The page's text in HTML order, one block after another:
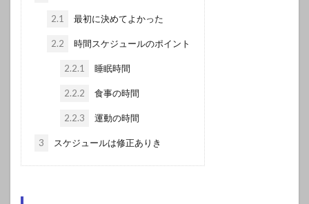
2.1 最初に決めてよかった
2.2 時間スケジュールのポイント
2.2.1 睡眠時間
2.2.2 食事の時間
2.2.3 運動の時間
3 スケジュールは修正ありき